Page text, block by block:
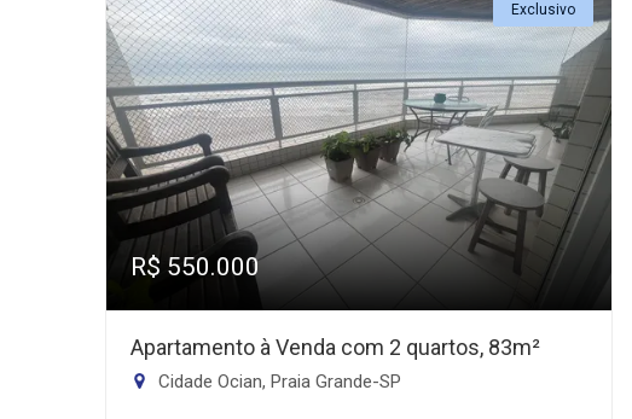
Exclusivo
R$ 550.000
Apartamento à Venda com 2 quartos, 83m²
Cidade Ocian, Praia Grande-SP